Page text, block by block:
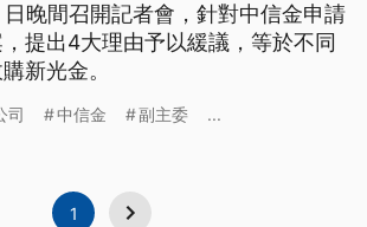
晚間召開記者會，針對中信金申請
提出4大理由予以緩議，等於不同
新光金。
司 中信金 副主委 ...
1